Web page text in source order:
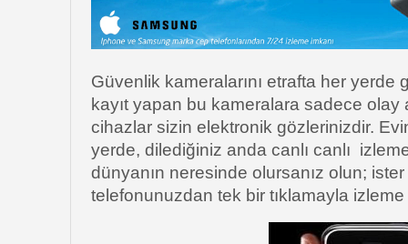
Güvenlik kameralarını etrafta her
kayıt yapan bu kameralara sadece
cihazlar sizin elektronik gözlerinizdir.
yerde, dilediğiniz anda canlı canlı
dünyanın neresinde olursanız olun;
telefonunuzdan tek bir tıklamayla